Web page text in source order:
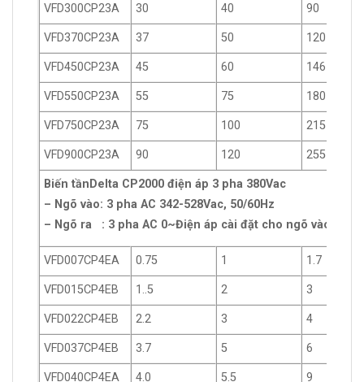
VFD300CP23A 30 40 90
VFD370CP23A 37 50 120
VFD450CP23A 45 60 146
VFD550CP23A 55 75 180
VFD750CP23A 75 100 215
VFD900CP23A 90 120 255
Biến tầnDelta CP2000 điện áp 3 pha 380Vac
– Ngõ vào: 3 pha AC 342-528Vac, 50/60Hz
– Ngõ ra : 3 pha AC 0~Điện áp cài đặt cho ngõ vào
VFD007CP4EA 0.75 1 1.7
VFD015CP4EB 1..5 2 3
VFD022CP4EB 2.2 3 4
VFD037CP4EB 3.7 5 6
VFD040CP4EA 4.0 5.5 9